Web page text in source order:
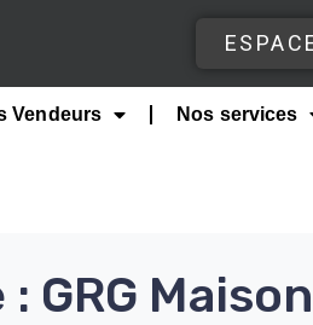
Vendeurs Nos services
: GRG